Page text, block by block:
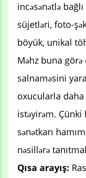
incəsənətlə
süjetləri, foto-
böyük, unikal
Məhz buna görə
salnaməsini
oxucularla daha
istəyirəm. Çünki
sənətkarı
nəsillərə
Qısa arayış: